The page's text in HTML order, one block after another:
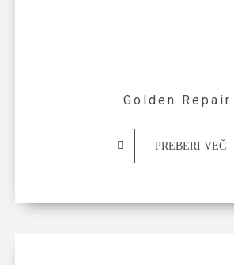
Golden Repair
PREBERI VEČ